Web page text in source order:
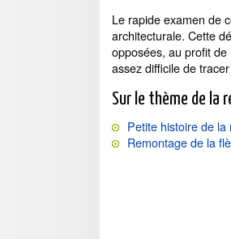
Le rapide examen de
architecturale. Cette
opposées, au profit
assez difficile de
Sur le thème de la
Petite histoire de
Remontage de la